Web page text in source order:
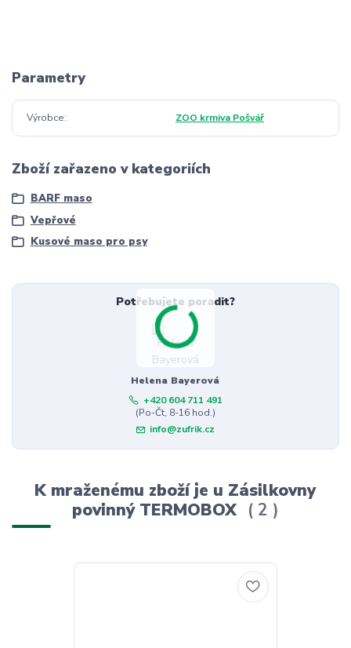
Parametry
Výrobce ZOO krmiva Pošvář
Zboží zařazeno v kategoriích
BARF maso
Vepřové
Kusové maso pro psy
Potřebujete poradit?
Helena Bayerová
+420 604 711 491
(Po-Čt, 8-16 hod.)
info@zufrik.cz
K mraženému zboží je u Zásilkovny
povinný TERMOBOX
2